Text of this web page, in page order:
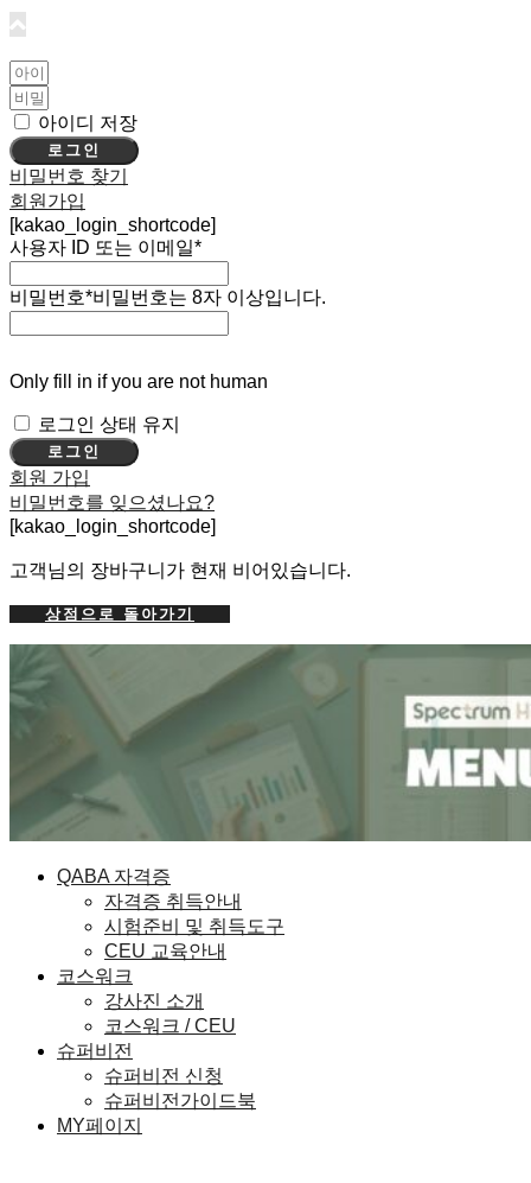
아이디 저장
로그인
비밀번호 찾기
회원가입
[kakao_login_shortcode]
사용자 ID 또는 이메일*
비밀번호*비밀번호는 8자 이상입니다.
Only fill in if you are not human
로그인 상태 유지
회원 가입
비밀번호를 잊으셨나요?
[kakao_login_shortcode]
고객님의 장바구니가 현재 비어있습니다.
상점으로 돌아가기
QABA 자격증
자격증 취득안내
시험준비 및 취득도구
CEU 교육안내
코스워크
강사진 소개
코스워크 / CEU
슈퍼비전
슈퍼비전 신청
슈퍼비전가이드북
MY페이지